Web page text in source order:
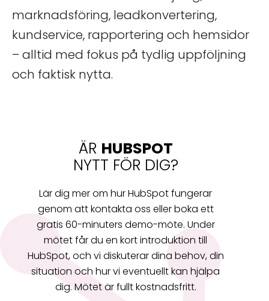
marknadsföring, leadkonvertering,
kundservice, rapportering och hemsidor
– alltid med fokus på tydlig uppföljning
och faktisk nytta.
ÄR HUBSPOT
NYTT FÖR DIG?
Lär dig mer om hur HubSpot fungerar
genom att kontakta oss eller boka ett
gratis 60-minuters demo-möte. Under
mötet får du en kort introduktion till
HubSpot, och vi diskuterar dina behov, din
situation och hur vi eventuellt kan hjälpa
dig. Mötet är fullt kostnadsfritt.